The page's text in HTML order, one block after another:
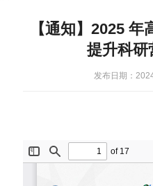
【通知】2025
提升科研
发布日期：